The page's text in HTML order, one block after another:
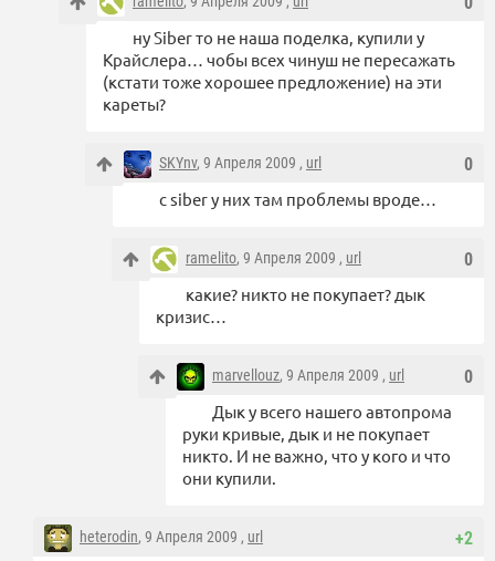
ну Siber то не наша поделка, купили у
Крайслера… чобы всех чинуш не пересажать
(кстати тоже хорошее предложение) на эти
кареты?
0
SKYnv, 9 Апреля 2009 , url
с siber у них там проблемы вроде…
0
ramelito, 9 Апреля 2009 , url
какие? никто не покупает? дык
кризис…
0
marvellouz, 9 Апреля 2009 , url
Дык у всего нашего автопрома
руки кривые, дык и не покупает
никто. И не важно, что у кого и что
они купили.
+2
heterodin, 9 Апреля 2009 , url